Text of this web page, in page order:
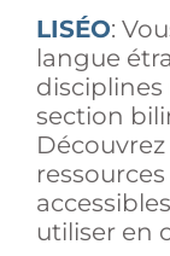
LISÉO:
langue
section
accessibles
utiliser en